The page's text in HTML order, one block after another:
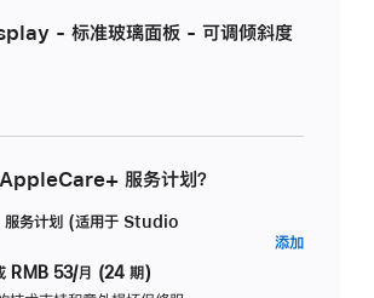
- 标准玻璃面板 - 可调倾斜度
服务计划？
务计划 (适用于 Studio
RMB 53/月 (24 期)
添加